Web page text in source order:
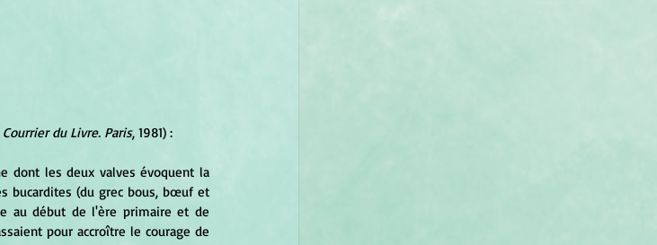
Courrier du Livre. Paris, 1981) :
dont les deux valves évoquent la
au début de l'ère primaire et de
pour accroître le courage de